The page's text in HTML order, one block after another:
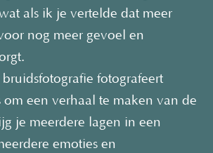
als ik je vertelde dat meer
nog meer gevoel en
bruidsfotografie fotografeert
een verhaal te maken van de
je meerdere lagen in een
emoties en